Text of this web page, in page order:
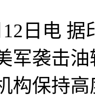
日电 据
军袭击
构保持